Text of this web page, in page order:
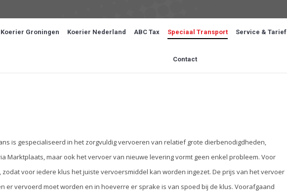
Koerier Groningen Koerier Nederland ABC Tax Speciaal Transport Service & Tarief
Contact
is gespecialiseerd in het zorgvuldig vervoeren van relatief grote dierbenodigdheden,
Marktplaats, maar ook het vervoer van nieuwe levering vormt geen enkel probleem. Voor
voor iedere klus het juiste vervoersmiddel kan worden ingezet. De prijs van het vervoer
er vervoerd moet worden en in hoeverre er sprake is van spoed bij de klus. Voorafgaand